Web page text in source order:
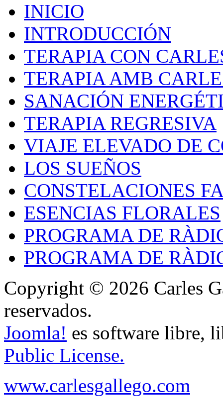
INICIO
INTRODUCCIÓN
TERAPIA CON
TERAPIA AMB
SANACIÓN
TERAPIA REGRESIVA
VIAJE ELEVADO DE
LOS SUEÑOS
CONSTELACIONES
ESENCIAS FLORALES
PROGRAMA DE
PROGRAMA DE
Copyright © 2026 Carles
reservados.
Joomla! es software libre,
Public License.
www.carlesgallego.com